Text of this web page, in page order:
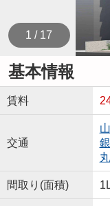
1 / 17
基本情報
賃料
交通
間取り(面積)